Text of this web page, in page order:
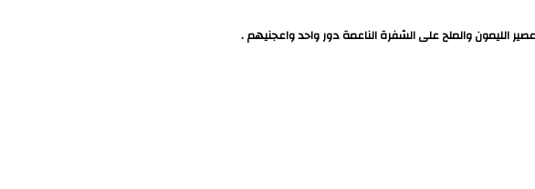
الليمون والملح على الشفرة الناعمة دور واحد واعجنيهم .